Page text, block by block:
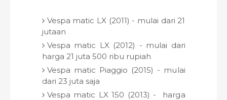
Vespa matic LX (2011) - mulai dari 21
jutaan
Vespa matic LX (2012) - mulai dari
harga 21 juta 500 ribu rupiah
Vespa matic Piaggio (2015) - mulai
dari 23 juta saja
Vespa matic LX 150 (2013) - harga